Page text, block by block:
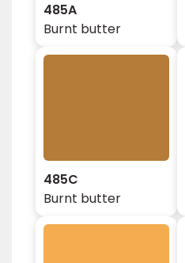
485A
Burnt butter
485C
Burnt butter